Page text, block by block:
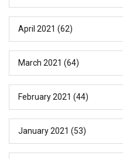
April 2021 (62)
March 2021 (64)
February 2021 (44)
January 2021 (53)